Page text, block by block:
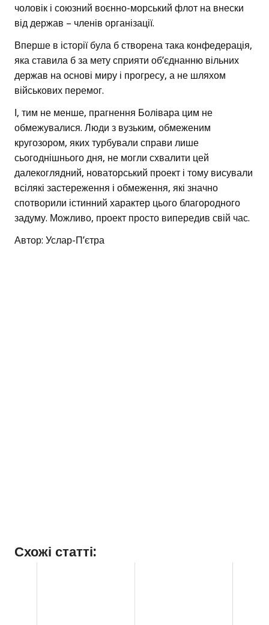
чоловік і союзний воєнно-морський флот на внески
від держав – членів організації.
Вперше в історії була б створена така конфедерація,
яка ставила б за мету сприяти об’єднанню вільних
держав на основі миру і прогресу, а не шляхом
військових перемог.
І, тим не менше, прагнення Болівара цим не
обмежувалися. Люди з вузьким, обмеженим
кругозором, яких турбували справи лише
сьогоднішнього дня, не могли схвалити цей
далекоглядний, новаторський проект і тому висували
всілякі застереження і обмеження, які значно
спотворили істинний характер цього благородного
задуму. Можливо, проект просто випередив свій час.
Автор: Услар-П’єтра
Схожі статті: